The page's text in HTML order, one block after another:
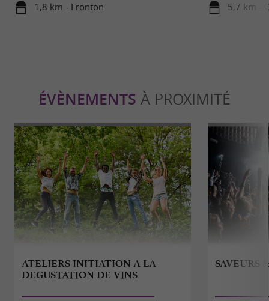
1,8 km - Fronton 5,7 km -
ÉVÈNEMENTS À PROXIMITÉ
ATELIERS INITIATION A LA
DEGUSTATION DE VINS
SAVEURS